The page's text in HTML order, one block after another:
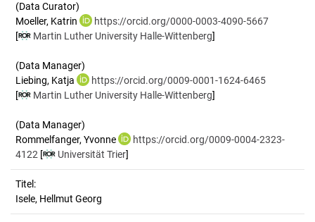
(Data Curator)
Moeller, Katrin
https://orcid.org/0000-0003-4090-5667
[
Martin Luther University Halle-Wittenberg]
(Data Manager)
Liebing, Katja
https://orcid.org/0009-0001-1624-6465
[
Martin Luther University Halle-Wittenberg]
(Data Manager)
Rommelfanger, Yvonne
https://orcid.org/0009-0004-2323-
4122 [ Universität Trier]
Titel:
Isele, Hellmut Georg